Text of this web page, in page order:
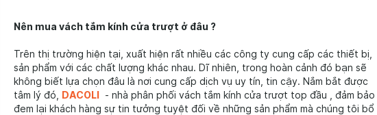
Nên mua vách tắm kính cửa trượt ở đâu ?
Trên thị trường hiện tại, xuất hiện rất nhiều các công ty cung cấp các thiết bị,
sản phẩm với các chất lượng khác nhau. Dĩ nhiên, trong hoàn cảnh đó bạn sẽ
không biết lựa chọn đâu là nơi cung cấp dịch vụ uy tín, tin cậy. Nắm bắt được
tâm lý đó, DACOLI - nhà phân phối vách tắm kính cửa trượt top đầu , đảm bảo
đem lại khách hàng sự tin tưởng tuyệt đối về những sản phẩm mà chúng tôi bổ